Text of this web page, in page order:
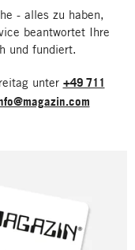
- alles zu haben,
beantwortet Ihre
und fundiert.
unter +49 711